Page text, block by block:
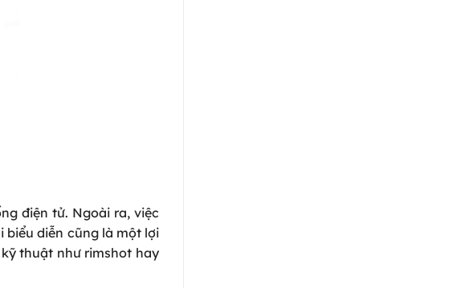
điện tử. Ngoài ra, việc
biểu diễn cũng là một lợi
thuật như rimshot hay